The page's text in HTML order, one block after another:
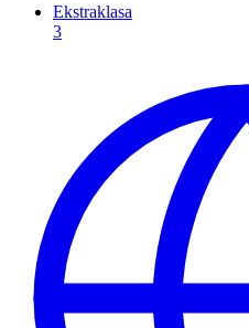
Ekstraklasa
3